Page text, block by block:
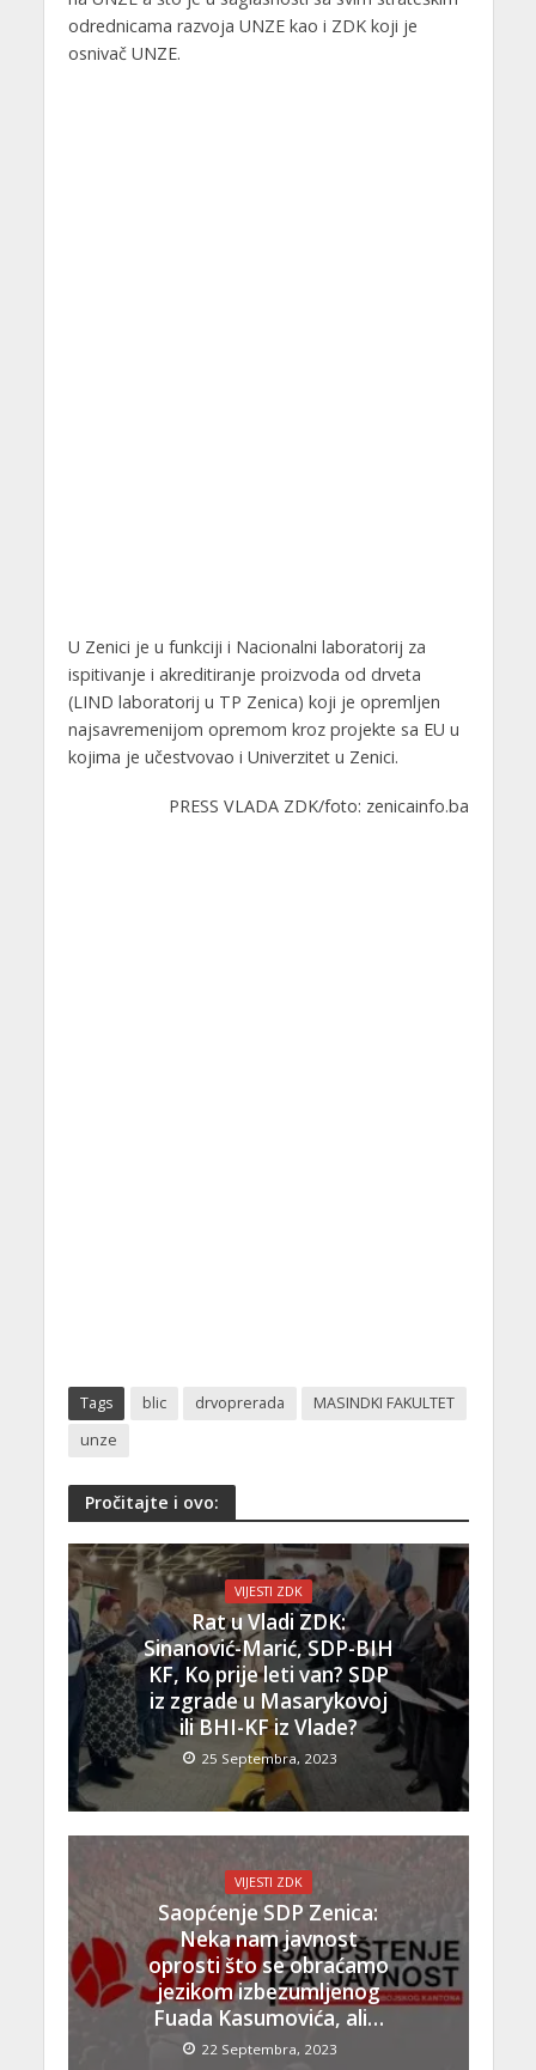
odrednicama razvoja UNZE kao i ZDK koji je
osnivač UNZE.
U Zenici je u funkciji i Nacionalni laboratorij za
ispitivanje i akreditiranje proizvoda od drveta
(LIND laboratorij u TP Zenica) koji je opremljen
najsavremenijom opremom kroz projekte sa EU u
kojima je učestvovao i Univerzitet u Zenici.
PRESS VLADA ZDK/foto: zenicainfo.ba
Tags blic drvoprerada
MASINDKI FAKULTET
unze
Pročitajte i ovo:
VIJESTI ZDK
Rat u Vladi ZDK:
Sinanović-Marić, SDP-BIH
KF, Ko prije leti van? SDP
iz zgrade u Masarykovoj
ili BHI-KF iz Vlade?
25 Septembra, 2023
VIJESTI ZDK
Saopćenje SDP Zenica:
Neka nam javnost
oprosti što se obraćamo
jezikom izbezumljenog
Fuada Kasumovića, ali…
22 Septembra, 2023